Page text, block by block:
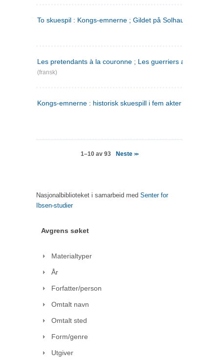
To skuespil : Kongs-emnerne ; Gildet på Solhaug
Les pretendants à la couronne ; Les guerriers a Helgeland
(fransk)
Kongs-emnerne : historisk skuespill i fem akter
1–10 av 93 Neste>>
Nasjonalbiblioteket i samarbeid med Senter for
Ibsen-studier
Avgrens søket
Materialtyper
År
Forfatter/person
Omtalt navn
Omtalt sted
Form/genre
Utgiver